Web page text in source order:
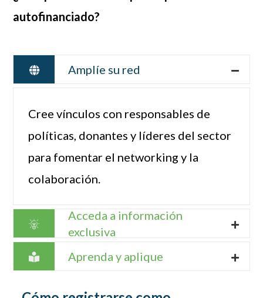
autofinanciado?
Amplíe su red
Cree vínculos con responsables de
políticas, donantes y líderes del sector
para fomentar el networking y la
colaboración.
Acceda a información
exclusiva
Aprenda y aplique